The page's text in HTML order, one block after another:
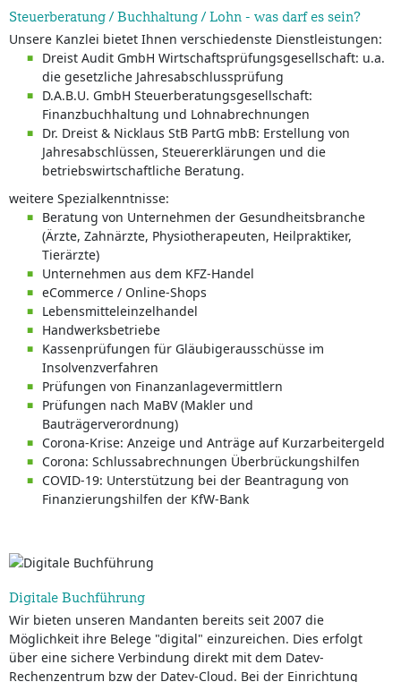
Steuerberatung / Buchhaltung / Lohn - was darf es sein?
Unsere Kanzlei bietet Ihnen verschiedenste Dienstleistungen:
Dreist Audit GmbH Wirtschaftsprüfungsgesellschaft: u.a.
die gesetzliche Jahresabschlussprüfung
D.A.B.U. GmbH Steuerberatungsgesellschaft:
Finanzbuchhaltung und Lohnabrechnungen
Dr. Dreist & Nicklaus StB PartG mbB: Erstellung von
Jahresabschlüssen, Steuererklärungen und die
betriebswirtschaftliche Beratung.
weitere Spezialkenntnisse:
Beratung von Unternehmen der Gesundheitsbranche
(Ärzte, Zahnärzte, Physiotherapeuten, Heilpraktiker,
Tierärzte)
Unternehmen aus dem KFZ-Handel
eCommerce / Online-Shops
Lebensmitteleinzelhandel
Handwerksbetriebe
Kassenprüfungen für Gläubigerausschüsse im
Insolvenzverfahren
Prüfungen von Finanzanlagevermittlern
Prüfungen nach MaBV (Makler und
Bauträgerverordnung)
Corona-Krise: Anzeige und Anträge auf Kurzarbeitergeld
Corona: Schlussabrechnungen Überbrückungshilfen
COVID-19: Unterstützung bei der Beantragung von
Finanzierungshilfen der KfW-Bank
Digitale Buchführung
Wir bieten unseren Mandanten bereits seit 2007 die
Möglichkeit ihre Belege "digital" einzureichen. Dies erfolgt
über eine sichere Verbindung direkt mit dem Datev-
Rechenzentrum bzw der Datev-Cloud. Bei der Einrichtung